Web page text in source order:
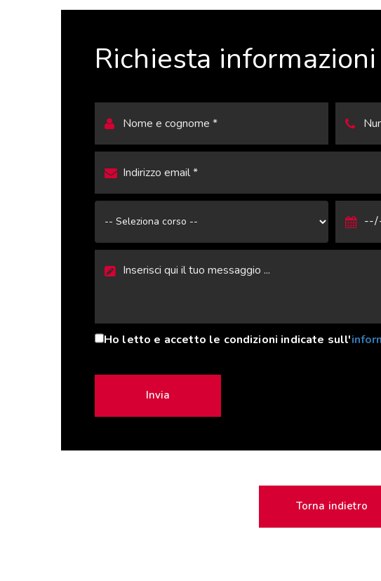
Richiesta informazioni
Ho letto e accetto le condizioni indicate sull'
Invia
Torna indietro